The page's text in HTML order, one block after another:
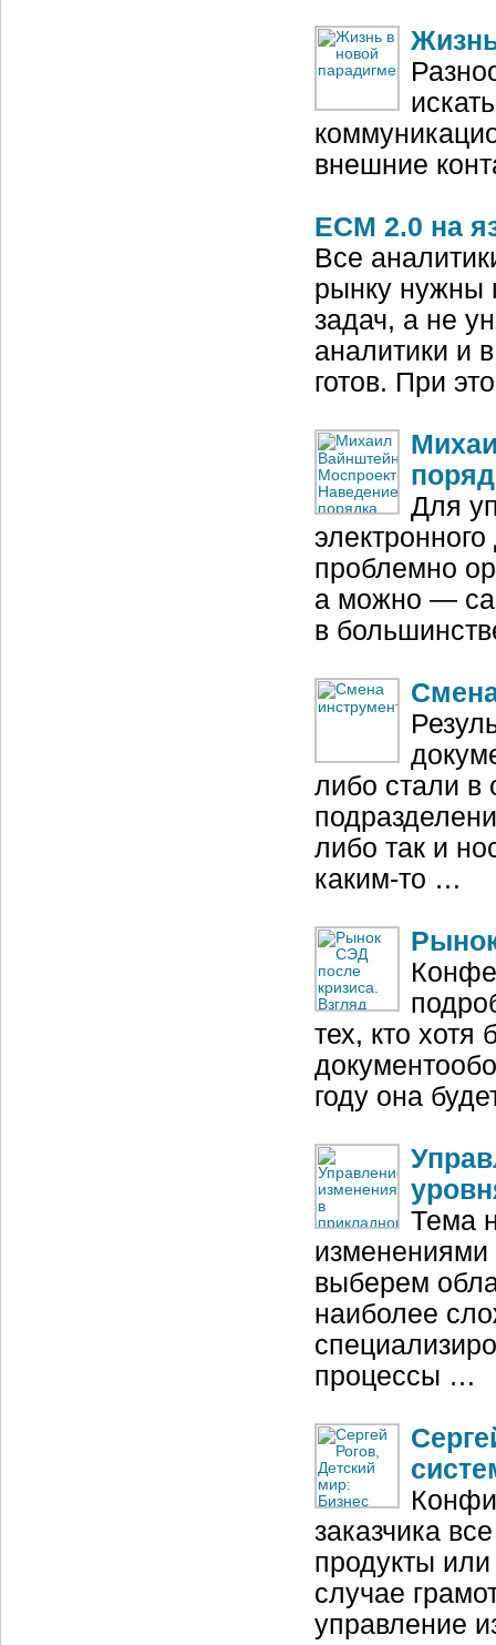
внешние
ECM 2.0 на
Все
рынку нужны
задач, а не
аналитики и
готов. При
Для
проблемно
а можно —
в
либо стали в
либо так и
каким‑то …
тех, кто хотя
году она
Тема
выберем
наиболее
процессы …
заказчика
продукты
случае
управление